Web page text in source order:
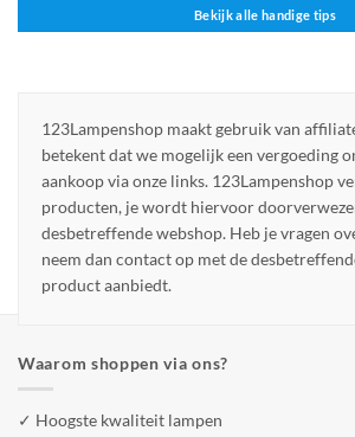
Bekijk alle handige tips
123Lampenshop maakt gebruik van
betekent dat we mogelijk een vergoeding
aankoop via onze links. 123Lampenshop
producten, je wordt hiervoor
desbetreffende webshop. Heb je vragen
neem dan contact op met de
product aanbiedt.
Waarom shoppen via ons?
✓ Hoogste kwaliteit lampen